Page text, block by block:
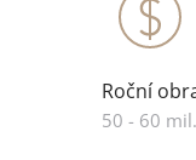
Roční
50 - 60